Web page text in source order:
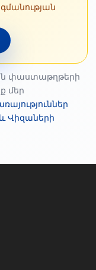
փաստաթղթերի
մեր
Վիզաների